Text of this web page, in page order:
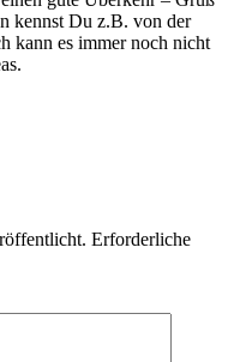
kennst Du z.B. von der
kann es immer noch nicht
Erforderliche